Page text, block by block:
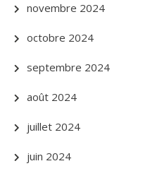
novembre 2024
octobre 2024
septembre 2024
août 2024
juillet 2024
juin 2024